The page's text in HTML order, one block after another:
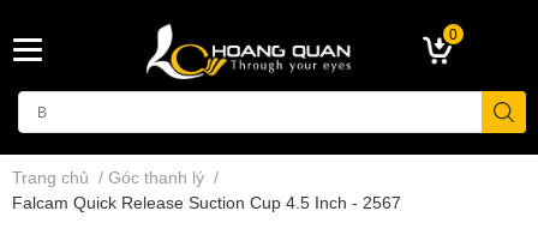
0
Trang chủ / Góc thanh lý /
Falcam Quick Release Suction Cup 4.5 Inch - 2567